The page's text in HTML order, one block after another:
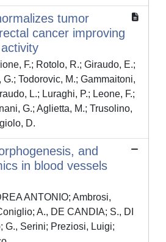
tumor
cancer improving
F.; Rotolo, R.; Giraudo, E.;
Todorovic, M.; Gammaitoni,
L.; Luraghi, P.; Leone, F.;
G.; Aglietta, M.; Trusolino,
D.
and
in blood vessels
ANTONIO; Ambrosi,
A., DE CANDIA; S., DI
G., Serini; Preziosi, Luigi;